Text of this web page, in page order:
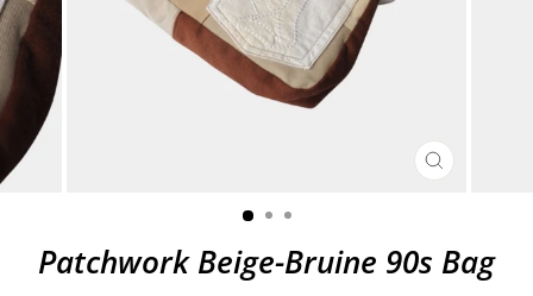
SLUITEN
Patchwork Beige-Bruine 90s Bag